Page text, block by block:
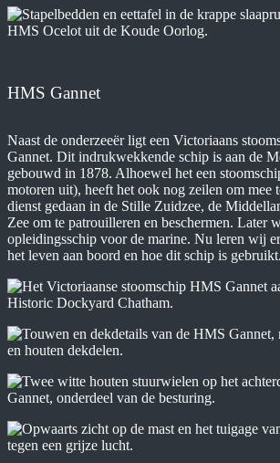
HMS Gannet
Naast de onderzeeër ligt een Victoriaans
Gannet. Dit indrukwekkende schip is aan de
gebouwd in 1878. Alhoewel het een
motoren uit), heeft het ook nog zeilen om mee
dienst gedaan in de Stille Zuidzee, de
Zee om te patrouilleren en beschermen. Later
opleidingsschip voor de marine. Nu leren wij
het leven aan boord en hoe dit schip is gebruikt.